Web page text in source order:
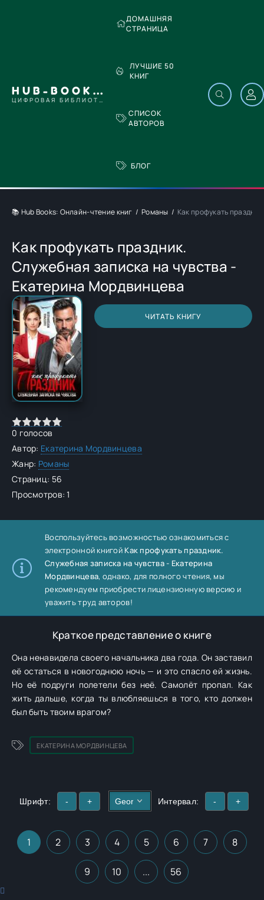
HUB-BOOKS.COM
ЦИФРОВАЯ БИБЛИОТЕКА
ДОМАШНЯЯ
СТРАНИЦА
ЛУЧШИЕ 50
КНИГ
СПИСОК
АВТОРОВ
БЛОГ
📚 Hub Books: Онлайн-чтение книг Романы Как профукать
Как профукать праздник.
Служебная записка на чувства -
Екатерина Мордвинцева
ЧИТАТЬ КНИГУ
0 голосов
Автор: Екатерина Мордвинцева
Жанр: Романы
Страниц: 56
Просмотров: 1
Воспользуйтесь возможностью ознакомиться с
электронной книгой Как профукать праздник.
Служебная записка на чувства - Екатерина
Мордвинцева, однако, для полного чтения, мы
рекомендуем приобрести лицензионную версию и
уважить труд авторов!
Краткое представление о книге
Она ненавидела своего начальника два года. Он заставил
её остаться в новогоднюю ночь — и это спасло ей жизнь.
Но её подруги полетели без неё. Самолёт пропал. Как
жить дальше, когда ты влюбляешься в того, кто должен
был быть твоим врагом?
ЕКАТЕРИНА МОРДВИНЦЕВА
Шрифт: - + Интервал: - +
1 2 3 4 5 6 7 8
9 10 ... 56